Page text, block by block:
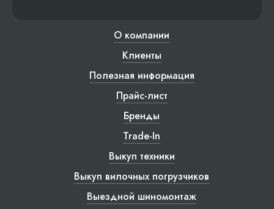
О компании
Клиенты
Полезная информация
Прайс-лист
Бренды
Trade-In
Выкуп техники
Выкуп вилочных погрузчиков
Выездной шиномонтаж